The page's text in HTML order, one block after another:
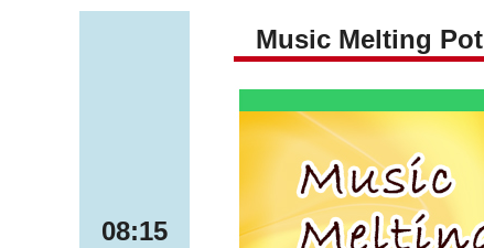
08:15
Music Melting Pot